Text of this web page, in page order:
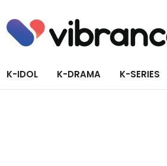
K-IDOL K-DRAMA K-SERIES